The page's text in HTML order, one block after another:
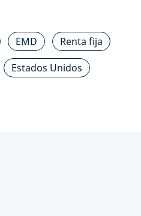
EMD
Renta fija
Estados Unidos